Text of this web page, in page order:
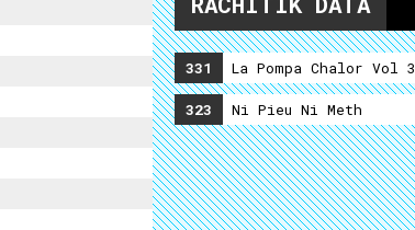
331 La Pompa Chalor Vol 3
323 Ni Pieu Ni Meth